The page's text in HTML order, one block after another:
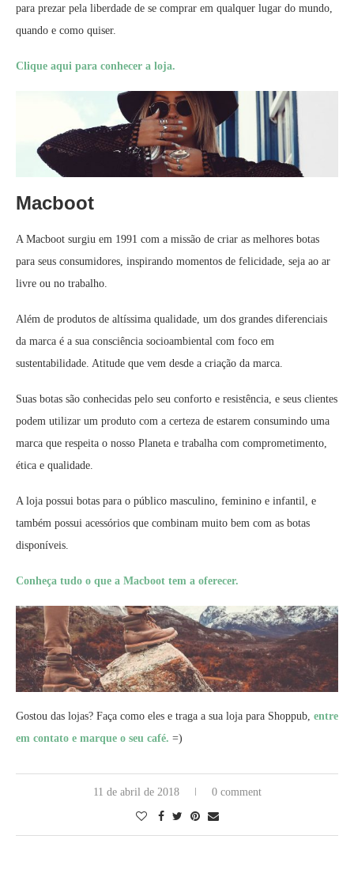
para prezar pela liberdade de se comprar em qualquer lugar do mundo,
quando e como quiser.
Clique aqui para conhecer a loja.
Macboot
A Macboot surgiu em 1991 com a missão de criar as melhores botas
para seus consumidores, inspirando momentos de felicidade, seja ao ar
livre ou no trabalho.
Além de produtos de altíssima qualidade, um dos grandes diferenciais
da marca é a sua consciência socioambiental com foco em
sustentabilidade. Atitude que vem desde a criação da marca.
Suas botas são conhecidas pelo seu conforto e resistência, e seus clientes
podem utilizar um produto com a certeza de estarem consumindo uma
marca que respeita o nosso Planeta e trabalha com comprometimento,
ética e qualidade.
A loja possui botas para o público masculino, feminino e infantil, e
também possui acessórios que combinam muito bem com as botas
disponíveis.
Conheça tudo o que a Macboot tem a oferecer.
Gostou das lojas? Faça como eles e traga a sua loja para Shoppub, entre
em contato e marque o seu café. =)
11 de abril de 2018 0 comment